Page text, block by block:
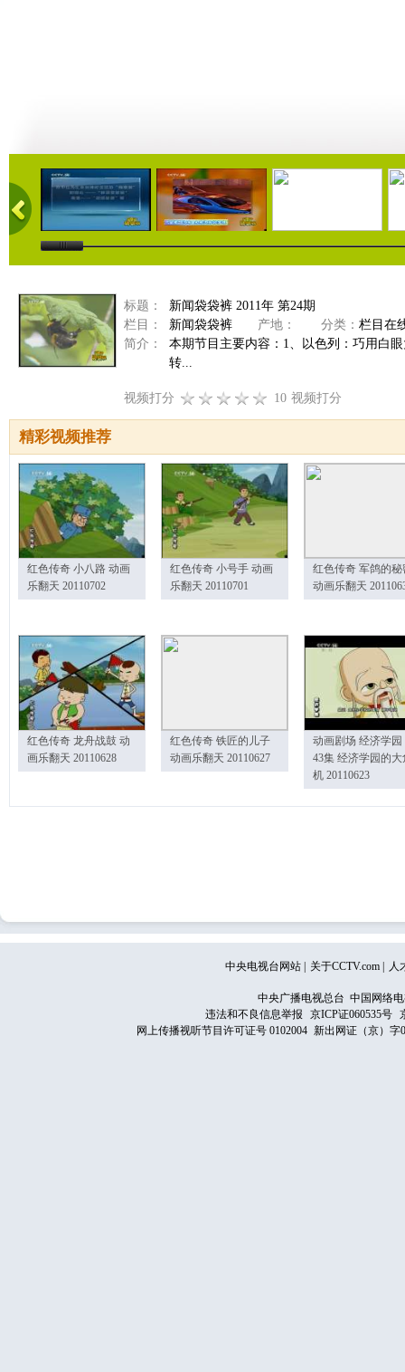
01:24 01:26 01:21
标题：
新闻袋袋裤 2011年 第24期
栏目：
新闻袋袋裤 产地： 分类： 栏目在
简介：
本期节目主要内容：1、以色列：巧用白
转...
视频打分 10 视频打分
精彩视频推荐
红色传奇 小八路 动画
乐翻天 20110702
红色传奇 小号手 动画
乐翻天 20110701
红色传奇 军鸽的秘
动画乐翻天
红色传奇 龙舟战鼓 动
画乐翻天 20110628
红色传奇 铁匠的儿子
动画乐翻天 20110627
动画剧场 经济学园
43集 经济学园的大
机 20110623
中央电视台网站 关于CCTV.com 人
中央广播电视总台 中国网络
违法和不良信息举报
京ICP证060535号
网上传播视听节目许可证号 0102004 新出网证（京）